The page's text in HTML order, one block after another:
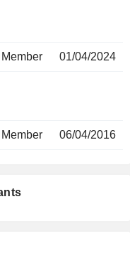
01/04/2024
06/04/2016